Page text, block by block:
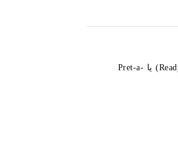
Ready-to-Wear (RTW) یا Pret-a-